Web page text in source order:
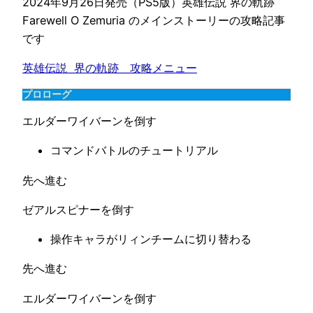
Farewell O Zemuria のメインストーリーの攻略記事
です
英雄伝説 界の軌跡　攻略メニュー
プロローグ
エルダーワイバーンを倒す
コマンドバトルのチュートリアル
先へ進む
ゼアルスピナーを倒す
操作キャラがリィンチームに切り替わる
先へ進む
エルダーワイバーンを倒す